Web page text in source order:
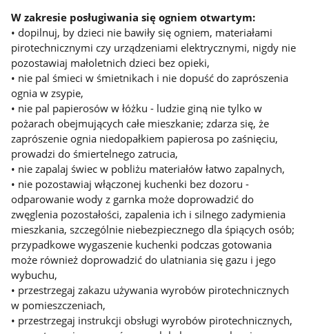
W zakresie posługiwania się ogniem otwartym:
• dopilnuj, by dzieci nie bawiły się ogniem, materiałami
pirotechnicznymi czy urządzeniami elektrycznymi, nigdy nie
pozostawiaj małoletnich dzieci bez opieki,
• nie pal śmieci w śmietnikach i nie dopuść do zaprószenia
ognia w zsypie,
• nie pal papierosów w łóżku - ludzie giną nie tylko w
pożarach obejmujących całe mieszkanie; zdarza się, że
zaprószenie ognia niedopałkiem papierosa po zaśnięciu,
prowadzi do śmiertelnego zatrucia,
• nie zapalaj świec w pobliżu materiałów łatwo zapalnych,
• nie pozostawiaj włączonej kuchenki bez dozoru -
odparowanie wody z garnka może doprowadzić do
zwęglenia pozostałości, zapalenia ich i silnego zadymienia
mieszkania, szczególnie niebezpiecznego dla śpiących osób;
przypadkowe wygaszenie kuchenki podczas gotowania
może również doprowadzić do ulatniania się gazu i jego
wybuchu,
• przestrzegaj zakazu używania wyrobów pirotechnicznych
w pomieszczeniach,
• przestrzegaj instrukcji obsługi wyrobów pirotechnicznych,